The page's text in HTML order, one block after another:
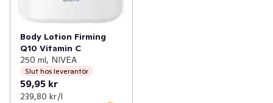
Body Lotion Firming
Q10 Vitamin C
250 ml, NIVEA
Slut hos leverantör
59,95 kr
239,80 kr /l